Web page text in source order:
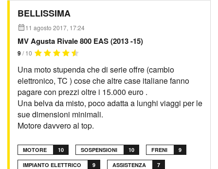
BELLISSIMA
11 agosto 2017, 17:24
MV Agusta Rivale 800 EAS (2013 -15)
9/ 10
Una moto stupenda che di serie offre (cambio
elettronico, TC ) cose che altre case italiane fanno
pagare con prezzi oltre i 15.000 euro .
Una belva da misto, poco adatta a lunghi viaggi per le
sue dimensioni minimali.
Motore davvero al top.
MOTORE 10 SOSPENSIONI 10 FRENI 9
IMPIANTO ELETTRICO 9 ASSISTENZA 7